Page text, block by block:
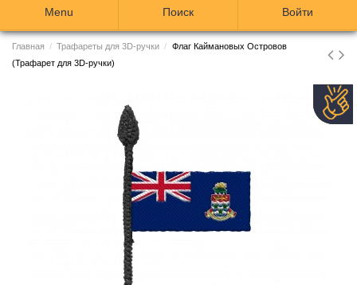
Menu Поиск Войти
Главная Трафареты для 3D-ручки
Флаг Каймановых Островов
(Трафарет для 3D-ручки)